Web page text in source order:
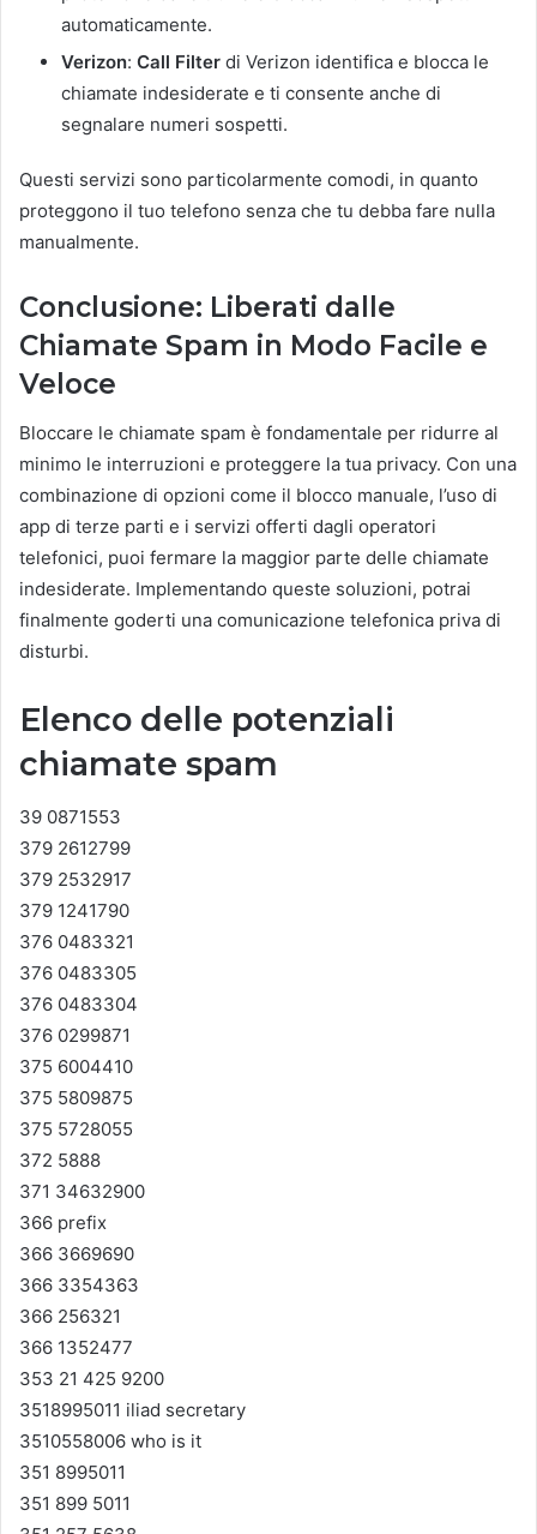
automaticamente.
Verizon: Call Filter di Verizon identifica e blocca le
chiamate indesiderate e ti consente anche di
segnalare numeri sospetti.
Questi servizi sono particolarmente comodi, in quanto
proteggono il tuo telefono senza che tu debba fare nulla
manualmente.
Conclusione: Liberati dalle
Chiamate Spam in Modo Facile e
Veloce
Bloccare le chiamate spam è fondamentale per ridurre al
minimo le interruzioni e proteggere la tua privacy. Con una
combinazione di opzioni come il blocco manuale, l’uso di
app di terze parti e i servizi offerti dagli operatori
telefonici, puoi fermare la maggior parte delle chiamate
indesiderate. Implementando queste soluzioni, potrai
finalmente goderti una comunicazione telefonica priva di
disturbi.
Elenco delle potenziali
chiamate spam
39 0871553
379 2612799
379 2532917
379 1241790
376 0483321
376 0483305
376 0483304
376 0299871
375 6004410
375 5809875
375 5728055
372 5888
371 34632900
366 prefix
366 3669690
366 3354363
366 256321
366 1352477
353 21 425 9200
3518995011 iliad secretary
3510558006 who is it
351 8995011
351 899 5011